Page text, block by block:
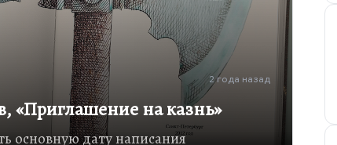
2 года назад
«Приглашение на казнь»
основную дату написания